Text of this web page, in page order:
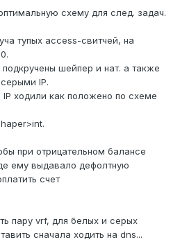
схему для след. задач.
тупых access-свитчей, на
шейпер и нат. а также
IP.
ходили как положено по схеме
при отрицательном балансе
ему выдавало дефолтную
счет
пару vrf, для белых и серых
сначала ходить на dns...